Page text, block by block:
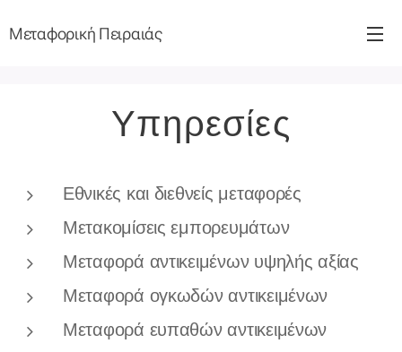
Μεταφορική Πειραιάς
Υπηρεσίες
Εθνικές και διεθνείς μεταφορές
Μετακομίσεις εμπορευμάτων
Μεταφορά αντικειμένων υψηλής αξίας
Μεταφορά ογκωδών αντικειμένων
Μεταφορά ευπαθών αντικειμένων